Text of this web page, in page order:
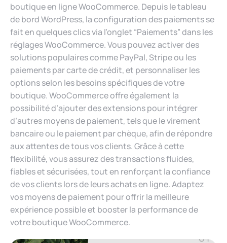
boutique en ligne WooCommerce. Depuis le tableau
de bord WordPress, la configuration des paiements se
fait en quelques clics via l’onglet “Paiements” dans les
réglages WooCommerce. Vous pouvez activer des
solutions populaires comme PayPal, Stripe ou les
paiements par carte de crédit, et personnaliser les
options selon les besoins spécifiques de votre
boutique. WooCommerce offre également la
possibilité d’ajouter des extensions pour intégrer
d’autres moyens de paiement, tels que le virement
bancaire ou le paiement par chèque, afin de répondre
aux attentes de tous vos clients. Grâce à cette
flexibilité, vous assurez des transactions fluides,
fiables et sécurisées, tout en renforçant la confiance
de vos clients lors de leurs achats en ligne. Adaptez
vos moyens de paiement pour offrir la meilleure
expérience possible et booster la performance de
votre boutique WooCommerce.